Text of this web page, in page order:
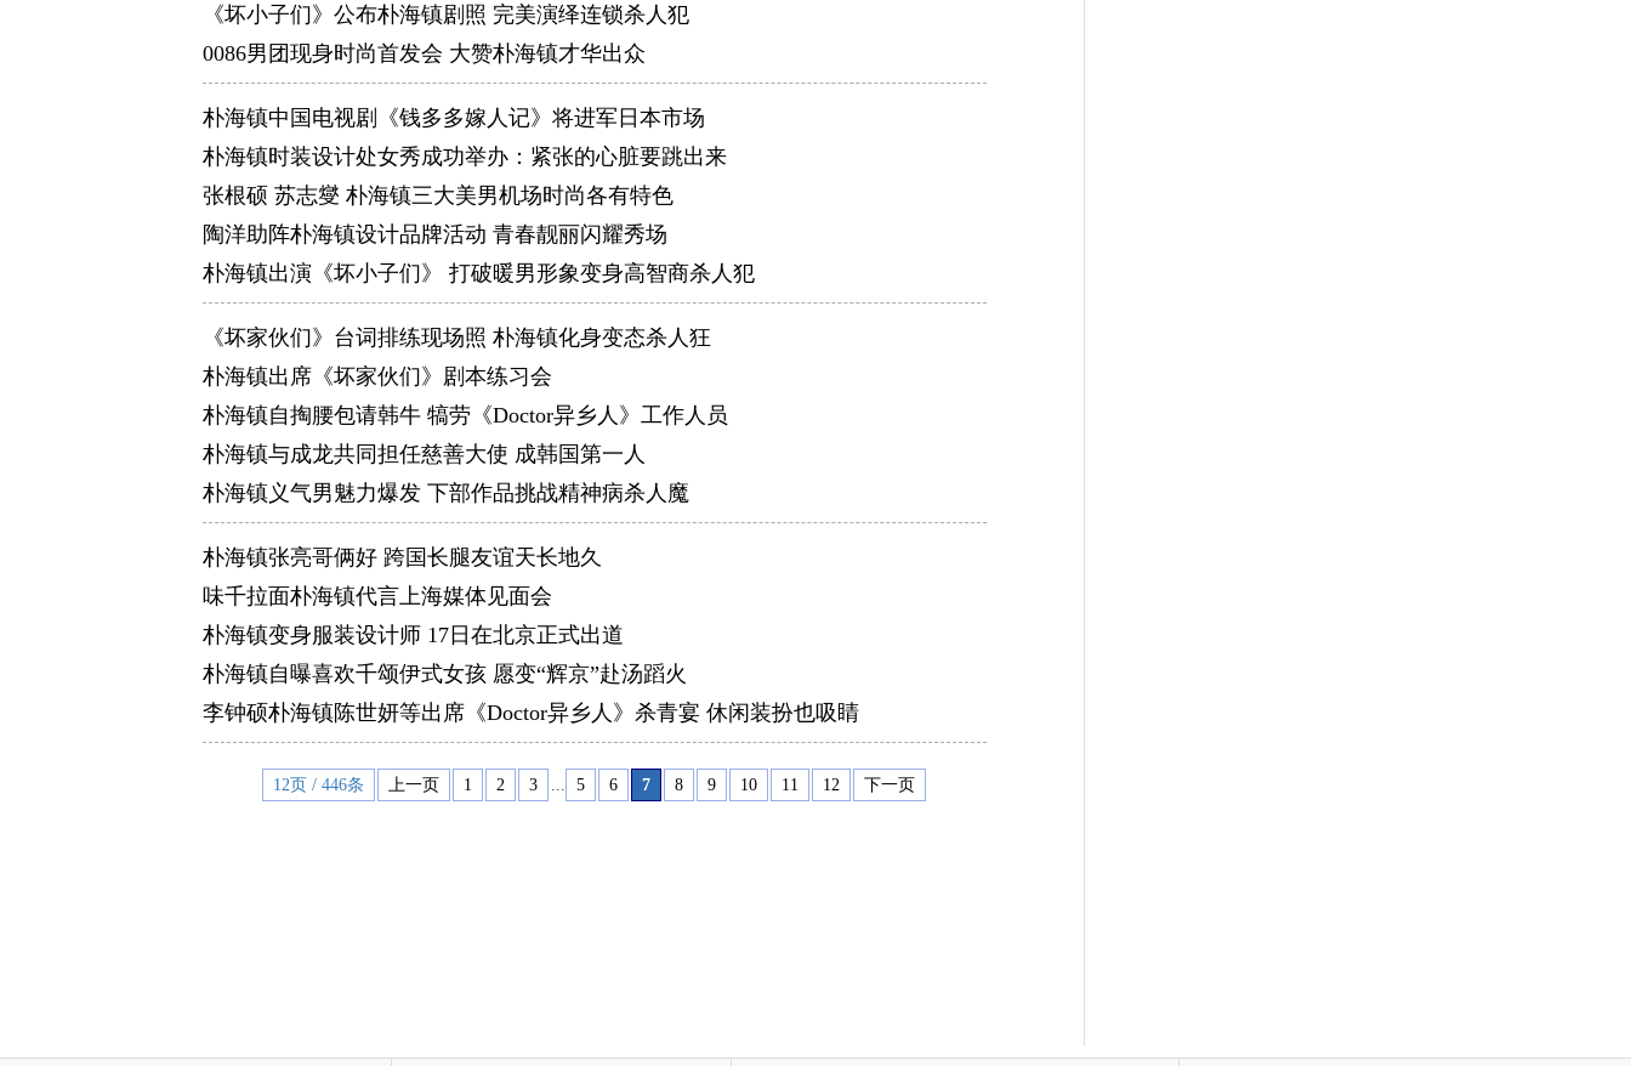
《坏小子们》公布朴海镇剧照 完美演绎连锁杀人犯
0086男团现身时尚首发会 大赞朴海镇才华出众
朴海镇中国电视剧《钱多多嫁人记》将进军日本市场
朴海镇时装设计处女秀成功举办：紧张的心脏要跳出来
张根硕 苏志燮 朴海镇三大美男机场时尚各有特色
陶洋助阵朴海镇设计品牌活动 青春靓丽闪耀秀场
朴海镇出演《坏小子们》 打破暖男形象变身高智商杀人犯
《坏家伙们》台词排练现场照 朴海镇化身变态杀人狂
朴海镇出席《坏家伙们》剧本练习会
朴海镇自掏腰包请韩牛 犒劳《Doctor异乡人》工作人员
朴海镇与成龙共同担任慈善大使 成韩国第一人
朴海镇义气男魅力爆发 下部作品挑战精神病杀人魔
朴海镇张亮哥俩好 跨国长腿友谊天长地久
味千拉面朴海镇代言上海媒体见面会
朴海镇变身服装设计师 17日在北京正式出道
朴海镇自曝喜欢千颂伊式女孩 愿变“辉京”赴汤蹈火
李钟硕朴海镇陈世妍等出席《Doctor异乡人》杀青宴 休闲装扮也吸睛
12页 / 446条 上一页 1 2 3 ... 5 6 7 8 9 10 11 12 下一页